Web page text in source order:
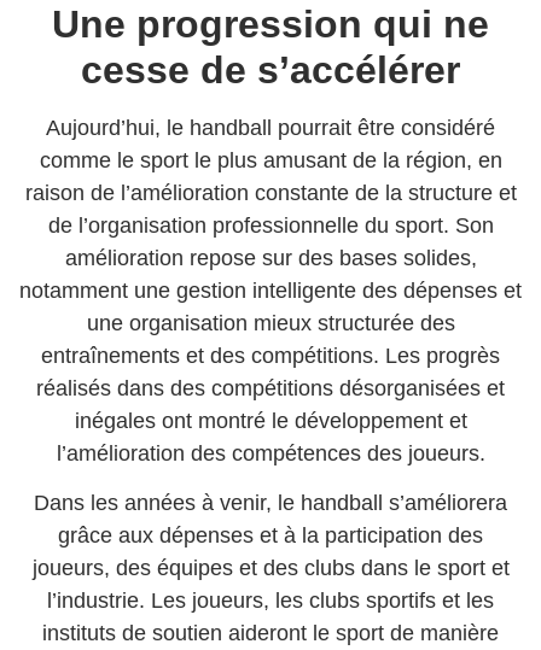
Une progression qui ne
cesse de s’accélérer
Aujourd’hui, le handball pourrait être considéré
comme le sport le plus amusant de la région, en
raison de l’amélioration constante de la structure et
de l’organisation professionnelle du sport. Son
amélioration repose sur des bases solides,
notamment une gestion intelligente des dépenses et
une organisation mieux structurée des
entraînements et des compétitions. Les progrès
réalisés dans des compétitions désorganisées et
inégales ont montré le développement et
l’amélioration des compétences des joueurs.
Dans les années à venir, le handball s’améliorera
grâce aux dépenses et à la participation des
joueurs, des équipes et des clubs dans le sport et
l’industrie. Les joueurs, les clubs sportifs et les
instituts de soutien aideront le sport de manière